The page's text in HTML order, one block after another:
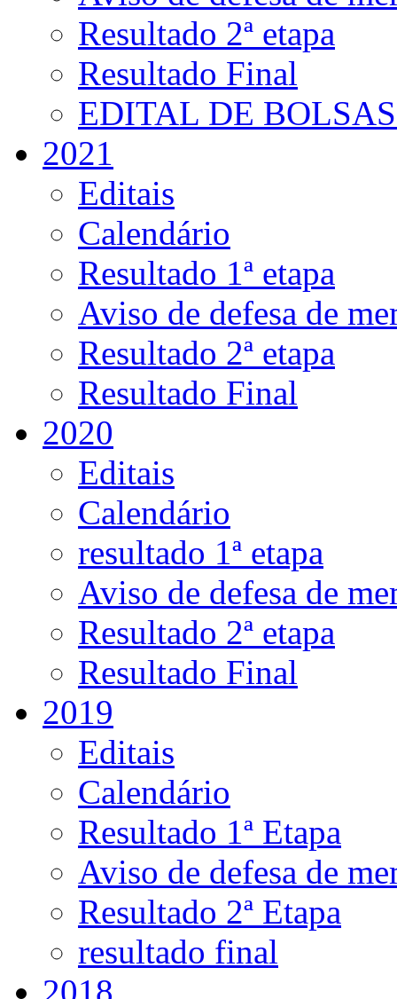
Resultado 2ª etapa
Resultado Final
EDITAL DE
2021
Editais
Calendário
Resultado 1ª etapa
Aviso de defesa de
Resultado 2ª etapa
Resultado Final
2020
Editais
Calendário
resultado 1ª etapa
Aviso de defesa de
Resultado 2ª etapa
Resultado Final
2019
Editais
Calendário
Resultado 1ª Etapa
Aviso de defesa de
Resultado 2ª Etapa
resultado final